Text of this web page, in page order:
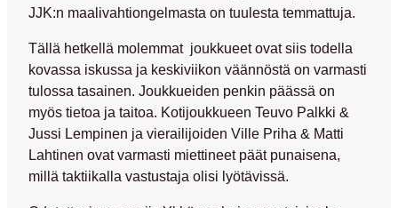
JJK:n maalivahtiongelmasta on tuulesta temmattuja.
Tällä hetkellä molemmat joukkueet ovat siis todella
kovassa iskussa ja keskiviikon väännöstä on varmasti
tulossa tasainen. Joukkueiden penkin päässä on
myös tietoa ja taitoa. Kotijoukkueen Teuvo Palkki &
Jussi Lempinen ja vierailijoiden Ville Priha & Matti
Lahtinen ovat varmasti miettineet päät punaisena,
millä taktiikalla vastustaja olisi lyötävissä.